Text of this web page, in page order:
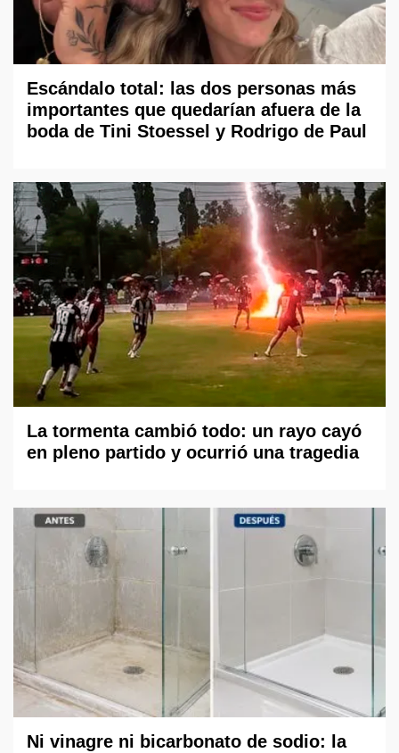
Escándalo total: las dos personas más
importantes que quedarían afuera de la
boda de Tini Stoessel y Rodrigo de Paul
La tormenta cambió todo: un rayo cayó
en pleno partido y ocurrió una tragedia
Ni vinagre ni bicarbonato de sodio: la